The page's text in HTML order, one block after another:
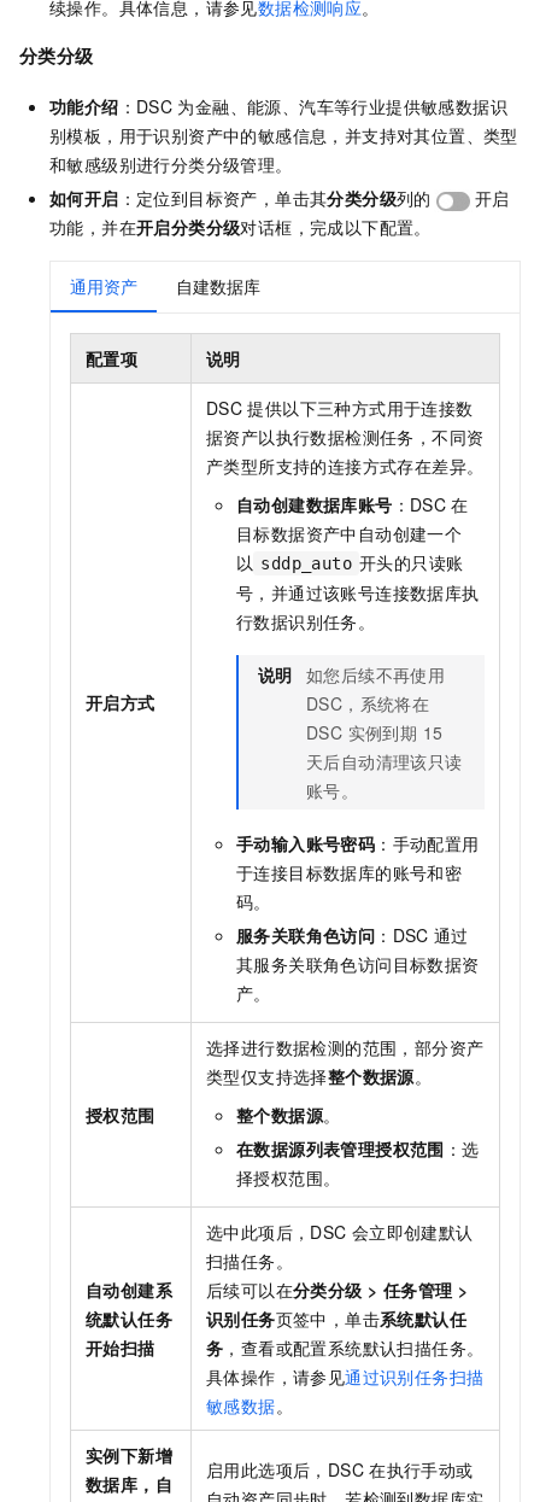
续操作。具体信息，请参见数据检测响应。
分类分级
功能介绍 ：DSC 为金融、能源、汽车等行业提供敏感数据识
别模板，用于识别资产中的敏感信息，并支持对其位置、类型
和敏感级别进行分类分级管理。
如何开启 ：定位到目标资产，单击其分类分级列的
开启
功能，并在开启分类分级对话框，完成以下配置。
通用资产 自建数据库
配置项 说明
开启方式
DSC 提供以下三种方式用于连接数
据资产以执行数据检测任务，不同资
产类型所支持的连接方式存在差异。
自动创建数据库账号 ：DSC 在
目标数据资产中自动创建一个
以 sddp_auto 开头的只读账
号，并通过该账号连接数据库执
行数据识别任务。
说明 如您后续不再使用
DSC，系统将在
DSC 实例到期 15
天后自动清理该只读
账号。
手动输入账号密码 ：手动配置用
于连接目标数据库的账号和密
码。
服务关联角色访问 ：DSC 通过
其服务关联角色访问目标数据资
产。
授权范围
选择进行数据检测的范围，部分资产
类型仅支持选择整个数据源。
整个数据源。
在数据源列表管理授权范围 ：选
择授权范围。
自动创建系
统默认任务
开始扫描
选中此项后，DSC 会立即创建默认
扫描任务。
后续可以在分类分级 > 任务管理 >
识别任务页签中，单击系统默认任
务 ，查看或配置系统默认扫描任务。
具体操作，请参见通过识别任务扫描
敏感数据。
实例下新增
数据库，自
启用此选项后，DSC 在执行手动或